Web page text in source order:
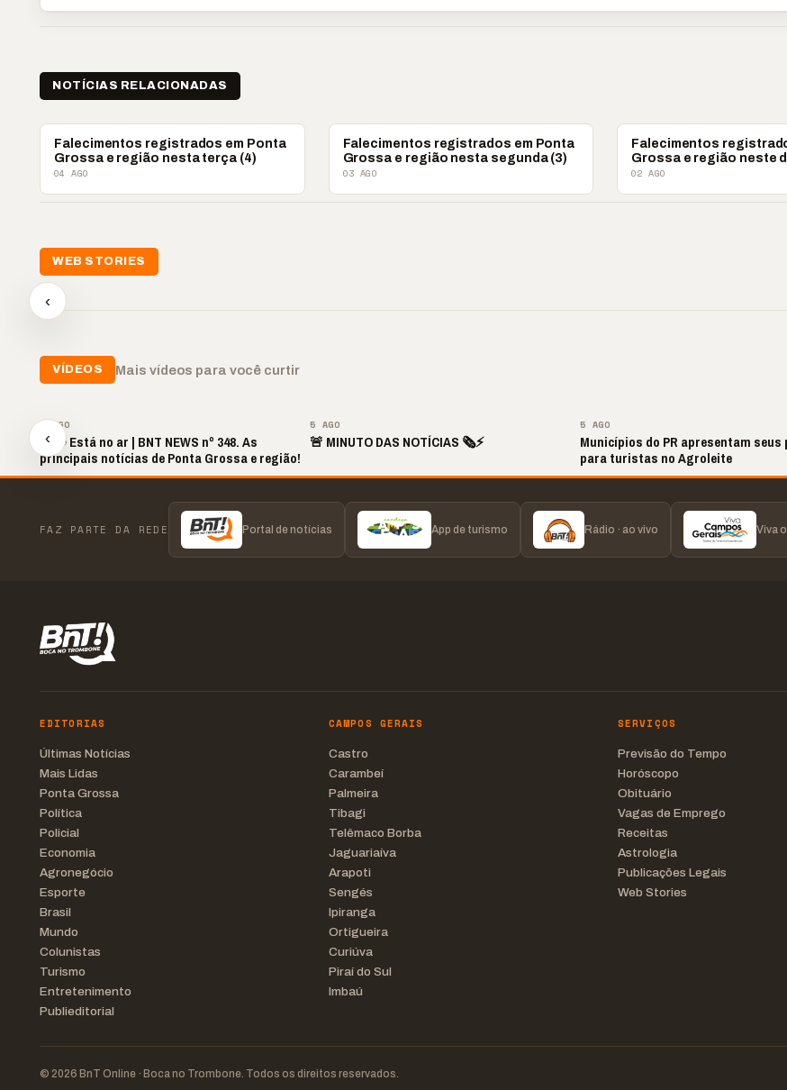
NOTÍCIAS RELACIONADAS
OBITUÁRIO
Falecimentos registrados em Ponta
Grossa e região nesta terça (4)
04 AGO
OBITUÁRIO
Falecimentos registrados em Ponta
Grossa e região nesta segunda (3)
03 AGO
OBITUÁRIO
Falecimentos
Grossa e região neste
02 AGO
WEB STORIES
‹
📢 Noite de Louvor
chega com bênçãos e
oração
VÍDEOS Mais vídeos para você curtir
‹
5 AGO
📢🔴 Está no ar | BNT NEWS nº 348. As
principais notícias de Ponta Grossa e região!
5 AGO
🚨 MINUTO DAS NOTÍCIAS 🗞️⚡
5 AGO
Municípios do PR apresentam
para turistas no Agroleite
FAZ PARTE DA REDE Portal de notícias App de turismo Rádio · ao vivo Viva
EDITORIAS
Últimas Notícias
Mais Lidas
Ponta Grossa
Política
Policial
Economia
Agronegócio
Esporte
Brasil
Mundo
Colunistas
Turismo
Entretenimento
Publieditorial
CAMPOS GERAIS
Castro
Carambeí
Palmeira
Tibagi
Telêmaco Borba
Jaguariaíva
Arapoti
Sengés
Ipiranga
Ortigueira
Curiúva
Piraí do Sul
Imbaú
SERVIÇOS
Previsão do Tempo
Horóscopo
Obituário
Vagas de Emprego
Receitas
Astrologia
Publicações Legais
Web Stories
© 2026 BnT Online · Boca no Trombone. Todos os direitos reservados.